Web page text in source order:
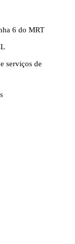
6 do MRT
serviços de